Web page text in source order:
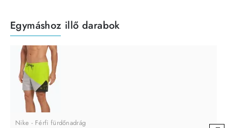
Egymáshoz illő darabok
Nike - Férfi fürdőnadrág